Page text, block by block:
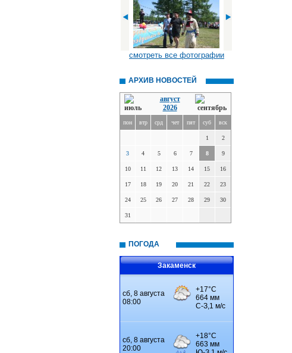
смотреть все фотографии
АРХИВ НОВОСТЕЙ
август
2026
пон втр срд чет пят суб вск
1 2
3 4 5 6 7 8 9
10 11 12 13 14 15 16
17 18 19 20 21 22 23
24 25 26 27 28 29 30
31
ПОГОДА
Закаменск